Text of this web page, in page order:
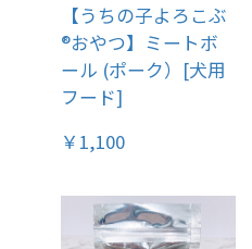
【うちの子よろこぶ
®おやつ】ミートボ
ール (ポーク）[犬用
フード]
￥1,100